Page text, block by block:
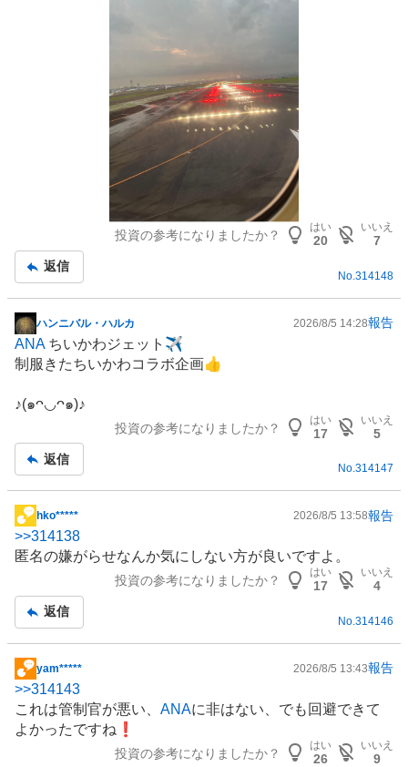
投資の参考になりましたか？
はい
20
いいえ
7
返信
No. 314148
掲
示
板
事
ハンニバル・ハルカ 2026/8/5 14:28報告
ANAちいかわジェット✈️
制服 きたちいかわコラボ企画👍
♪(๑ᴖ◡ᴖ๑)♪
投資の参考になりましたか？
はい
17
いいえ
5
返信
No.314147
掲
示
板
hko***** 2026/8/5 13:58報告
>>314138
匿名の嫌がらせなんか気にしない方が良いですよ。
投資の参考になりましたか？
はい
17
いいえ
4
返信
No. 314146
掲
示
板
記
yam***** 2026/8/5 13:43報告
>>314143
これは管制官が悪い、 ANAに非はない、でも回避できて
よかったですね❗
投資の参考になりましたか？
はい
26
いいえ
9